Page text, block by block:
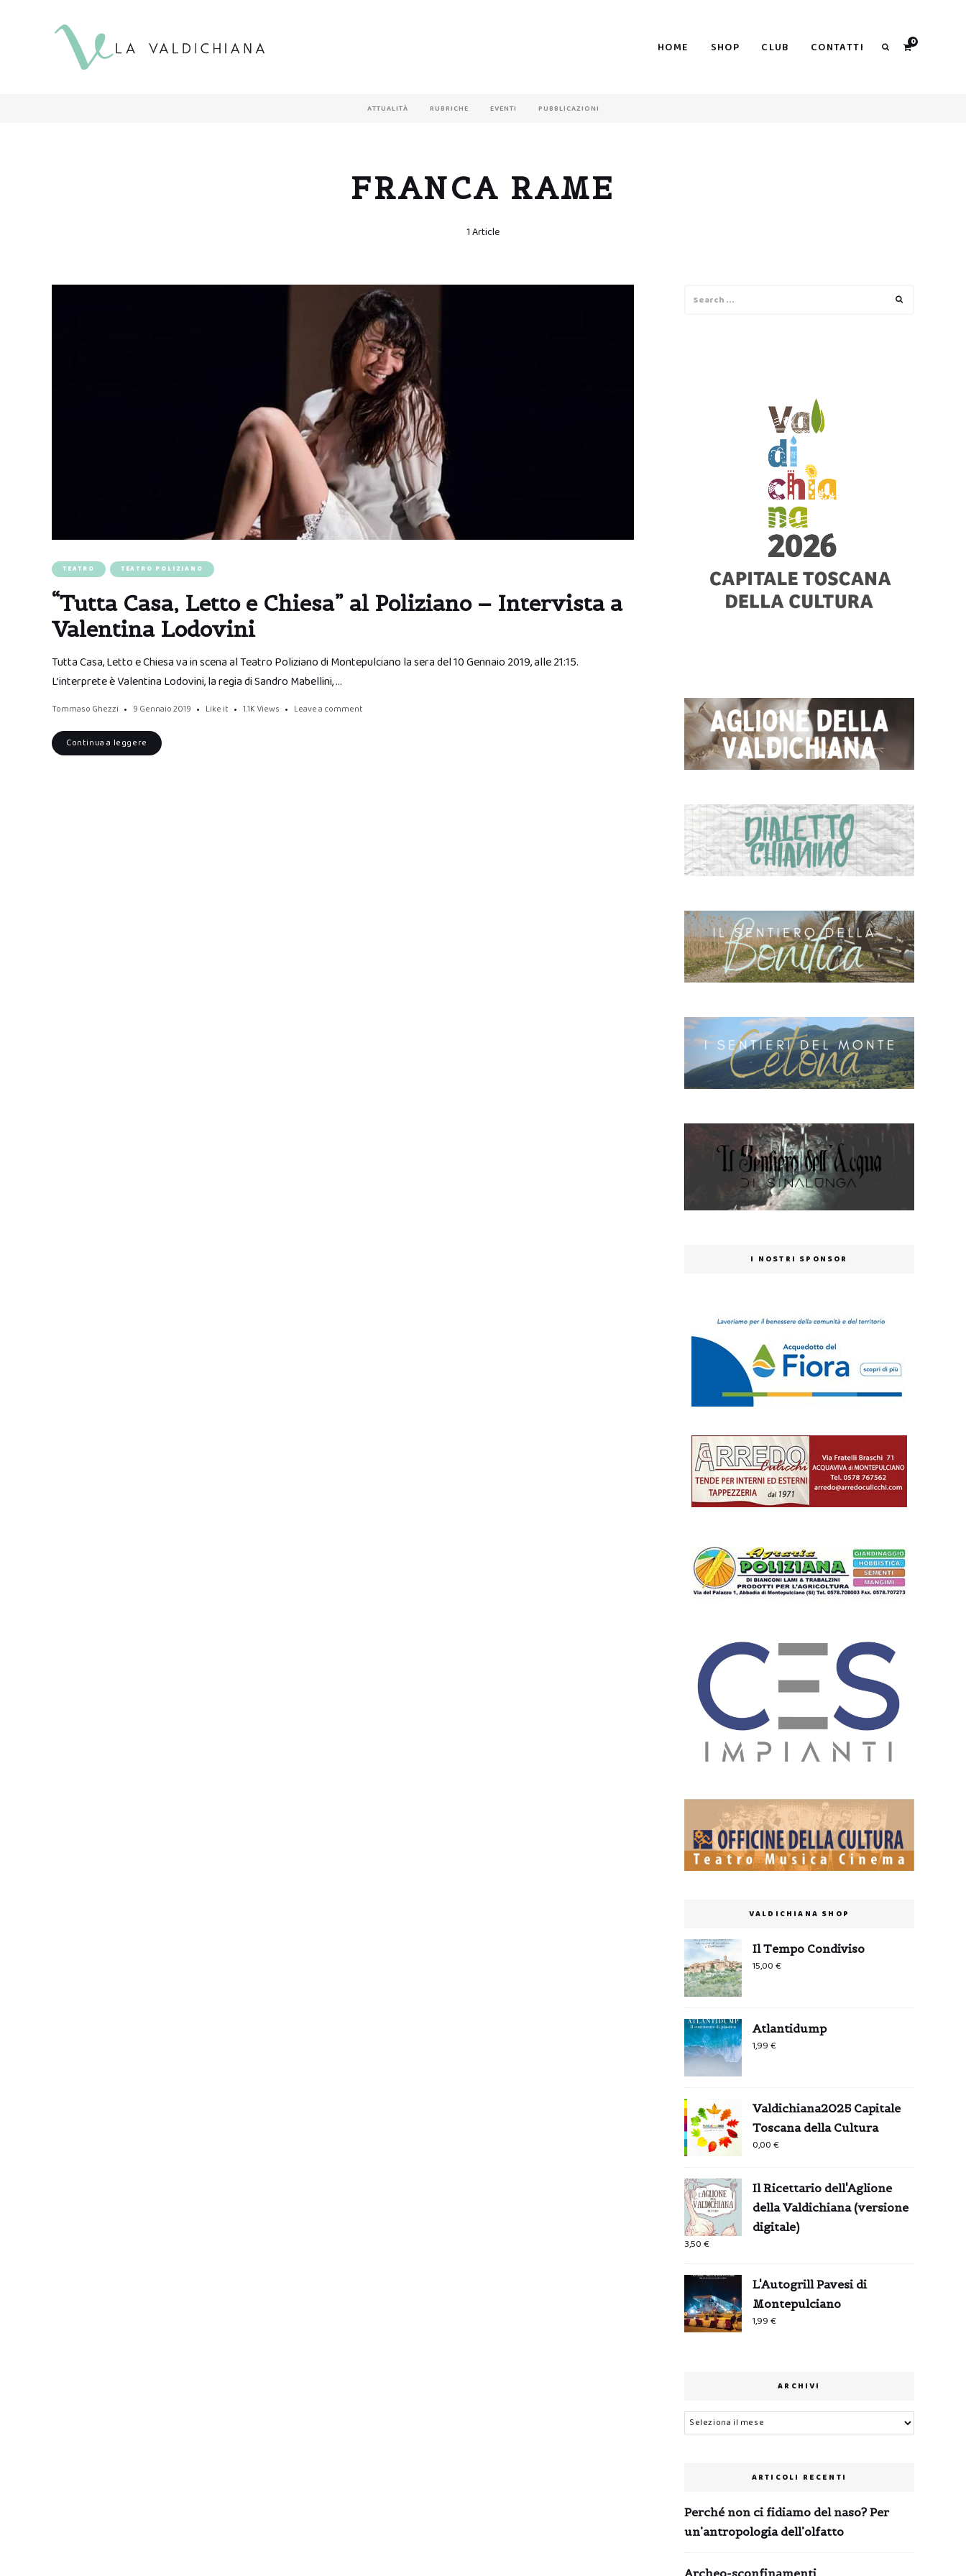
HOME SHOP CLUB CONTATTI 0
ATTUALITÀ RUBRICHE EVENTI PUBBLICAZIONI
FRANCA RAME
1 Article
TEATRO TEATRO POLIZIANO
“Tutta Casa, Letto e Chiesa” al Poliziano – Intervista a
Valentina Lodovini
Tutta Casa, Letto e Chiesa va in scena al Teatro Poliziano di Montepulciano la sera del 10 Gennaio 2019, alle 21:15.
L’interprete è Valentina Lodovini, la regia di Sandro Mabellini, …
Tommaso Ghezzi 9 Gennaio 2019 Like it 1.1K Views Leave a comment
Continua a leggere
for:
I NOSTRI SPONSOR
VALDICHIANA SHOP
Il Tempo Condiviso
15,00€
Atlantidump
1,99€
Valdichiana2025 Capitale
Toscana della Cultura
0,00€
Il Ricettario dell'Aglione
della Valdichiana (versione
digitale)
3,50€
L'Autogrill Pavesi di
Montepulciano
1,99€
ARCHIVI
Archivi
ARTICOLI RECENTI
Perché non ci fidiamo del naso? Per
un’antropologia dell’olfatto
Archeo-sconfinamenti